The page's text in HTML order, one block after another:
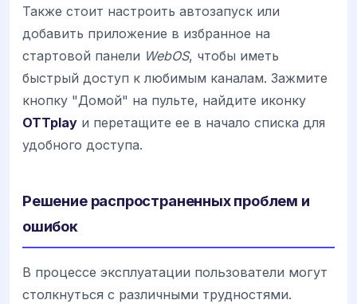
Также стоит настроить автозапуск или
добавить приложение в избранное на
стартовой панели WebOS, чтобы иметь
быстрый доступ к любимым каналам. Зажмите
кнопку "Домой" на пульте, найдите иконку
OTTplay и перетащите ее в начало списка для
удобного доступа.
Решение распространенных проблем и
ошибок
В процессе эксплуатации пользователи могут
столкнуться с различными трудностями.